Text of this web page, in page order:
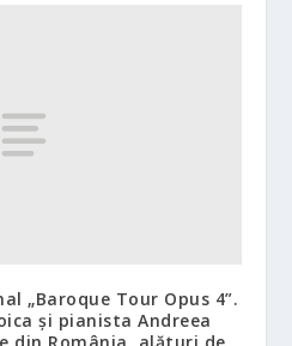
„Baroque Tour Opus 4”.
și pianista Andreea